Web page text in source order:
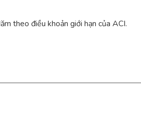
theo điều khoản giới hạn của ACI.